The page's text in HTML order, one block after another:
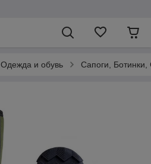
Одежда и обувь Сапоги,